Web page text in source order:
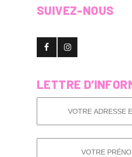
SUIVEZ-NOUS
LETTRE